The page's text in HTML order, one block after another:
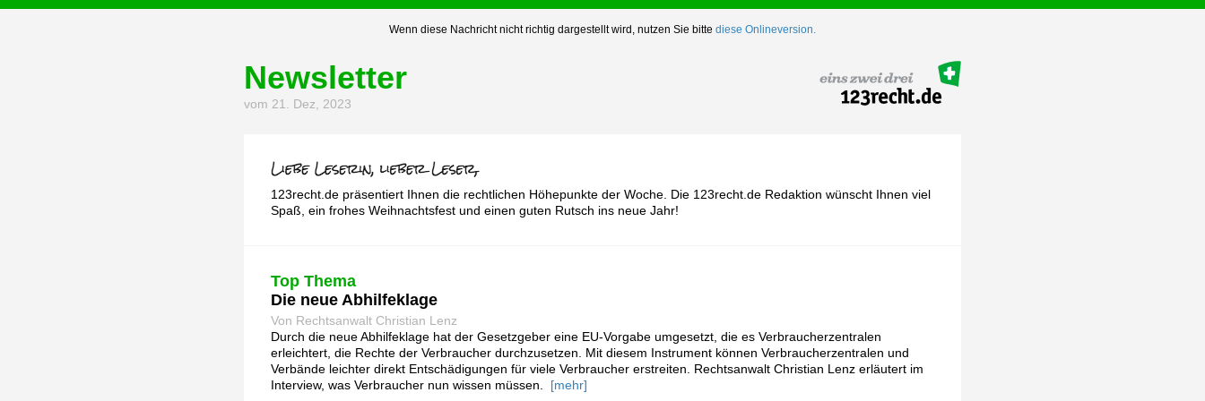
Wenn diese Nachricht nicht richtig dargestellt wird, nutzen Sie bitte diese Onlineversion.
Newsletter
vom 21. Dez, 2023
123recht.de präsentiert Ihnen die rechtlichen Höhepunkte der Woche. Die 123recht.de Redaktion wünscht Ihnen viel
Spaß, ein frohes Weihnachtsfest und einen guten Rutsch ins neue Jahr!
Top Thema
Die neue Abhilfeklage
Von Rechtsanwalt Christian Lenz
Durch die neue Abhilfeklage hat der Gesetzgeber eine EU-Vorgabe umgesetzt, die es Verbraucherzentralen
erleichtert, die Rechte der Verbraucher durchzusetzen. Mit diesem Instrument können Verbraucherzentralen und
Verbände leichter direkt Entschädigungen für viele Verbraucher erstreiten. Rechtsanwalt Christian Lenz erläutert im
Interview, was Verbraucher nun wissen müssen. [mehr]